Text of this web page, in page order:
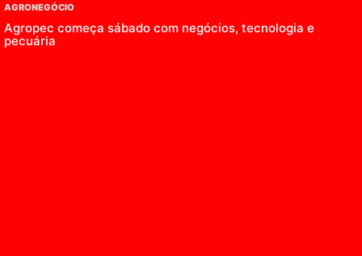
AGRONEGÓCIO
Agropec começa sábado com negócios, tecnologia e
pecuária